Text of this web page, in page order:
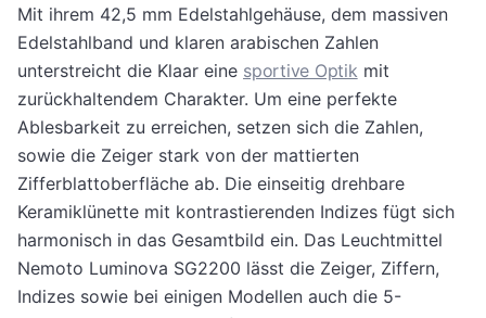
Mit ihrem 42,5 mm Edelstahlgehäuse, dem massiven
Edelstahlband und klaren arabischen Zahlen
unterstreicht die Klaar eine sportive Optik mit
zurückhaltendem Charakter. Um eine perfekte
Ablesbarkeit zu erreichen, setzen sich die Zahlen,
sowie die Zeiger stark von der mattierten
Zifferblattoberfläche ab. Die einseitig drehbare
Keramiklünette mit kontrastierenden Indizes fügt sich
harmonisch in das Gesamtbild ein. Das Leuchtmittel
Nemoto Luminova SG2200 lässt die Zeiger, Ziffern,
Indizes sowie bei einigen Modellen auch die 5-